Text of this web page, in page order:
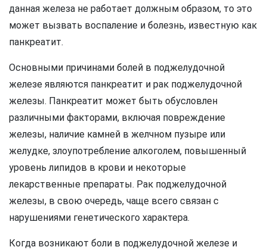
данная железа не работает должным образом, то это
может вызвать воспаление и болезнь, известную как
панкреатит.
Основными причинами болей в поджелудочной
железе являются панкреатит и рак поджелудочной
железы. Панкреатит может быть обусловлен
различными факторами, включая повреждение
железы, наличие камней в желчном пузыре или
желудке, злоупотребление алкоголем, повышенный
уровень липидов в крови и некоторые
лекарственные препараты. Рак поджелудочной
железы, в свою очередь, чаще всего связан с
нарушениями генетического характера.
Когда возникают боли в поджелудочной железе и